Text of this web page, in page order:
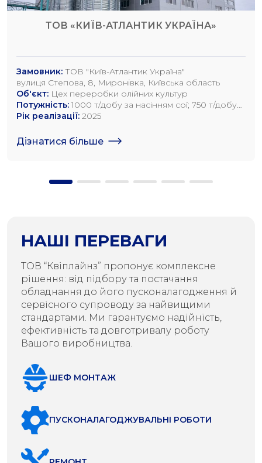
ТОВ «КИЇВ-АТЛАНТИК УКРАЇНА»
Замовник: ТОВ "Київ-Атлантик Україна"
вулиця Степова, 8, Миронівка, Київська область
Об'єкт: Цех переробки олійних культур
Потужність: 1000 т/добу за насінням сої; 750 т/добу
за насінням ріпаку; 1200 т/добу по насінню
Рік реалізації: 2025
Дізнатися більше
НАШІ ПЕРЕВАГИ
ТОВ “Квіплайнз” пропонує комплексне
рішення: від підбору та постачання
обладнання до його пусконалагодження й
сервісного супроводу за найвищими
стандартами. Ми гарантуємо надійність,
ефективність та довготривалу роботу
Вашого виробництва.
ШЕФ МОНТАЖ
ПУСКОНАЛАГОДЖУВАЛЬНІ РОБОТИ